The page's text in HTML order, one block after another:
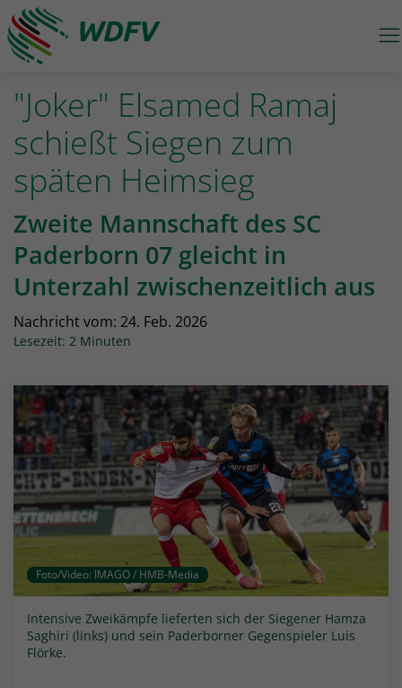
Logo: wdfv führt zur Starseite
"Joker" Elsamed Ramaj
schießt Siegen zum
späten Heimsieg
Zweite Mannschaft des SC
Paderborn 07 gleicht in
Unterzahl zwischenzeitlich aus
Nachricht vom: 24. Feb. 2026
Lesezeit: 2 Minuten
Foto/Video: IMAGO / HMB-Media
Intensive Zweikämpfe lieferten sich der Siegener Hamza
Saghiri (links) und sein Paderborner Gegenspieler Luis
Flörke.